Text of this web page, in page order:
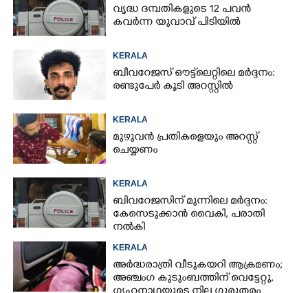
വൃദ്ധ ദമ്പതികളുടെ 12 പവൻ
കവർന്ന യുവാവ് പിടിയിൽ
KERALA
ബീവറേജസ് ഔട്ട്‌ലെറ്റിലെ മർദ്ദനം:
രണ്ടുപേർ കൂടി അറസ്റ്റിൽ
KERALA
മുഴുവൻ പ്രതികളെയും അറസ്റ്റ്
ചെയ്യണം
KERALA
ബിവറേജസിന് മുന്നിലെ മർദ്ദനം:
കേസെടുക്കാൻ വൈകി, പരാതി
നൽകി
KERALA
അർദ്ധരാത്രി വീടുകയറി ആക്രമണം;
അഞ്ചംഗ കുടുംബത്തിന് വെട്ടേറ്റു,